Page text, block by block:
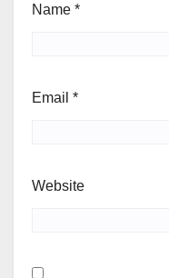
Name *
Email *
Website